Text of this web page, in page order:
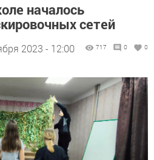
началось
сетей
2023 - 12:00 717 0 0